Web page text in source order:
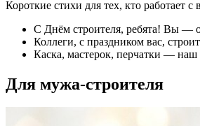
Короткие стихи для тех, кто работает
С Днём строителя, ребята! Вы —
Коллеги, с праздником вас,
Каска, мастерок, перчатки — наш
Для мужа-строителя